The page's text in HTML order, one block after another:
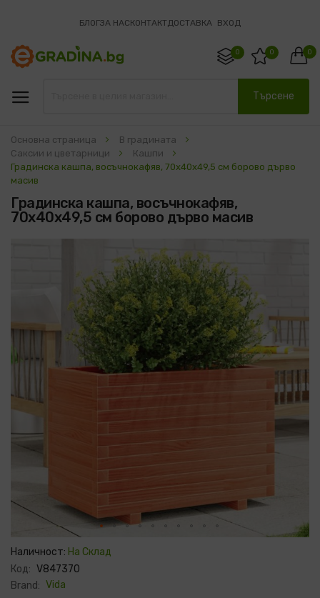
БЛОГЗА НАСКОНТАКТДОСТАВКА ВХОД
0
0 0
Търсене
Основна страница
В градината
Саксии и цветарници
Кашпи
Градинска кашпа, восъчнокафяв, 70x40x49,5 см борово дърво
масив
Градинска кашпа, восъчнокафяв,
70x40x49,5 см борово дърво масив
Преминете
изображенията
към
на
галерия
със
Наличност: На Склад
Код: V847370
Brand: Vida